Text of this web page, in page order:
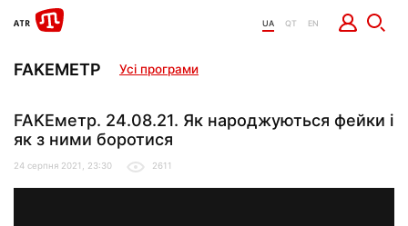
UA QT EN
FAKEМЕТР Усі програми
FAKEметр. 24.08.21. Як народжуються фейки і
як з ними боротися
24 серпня 2021, 23:30 2611